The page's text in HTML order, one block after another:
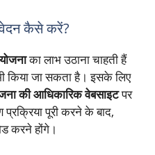
कैसे करें?
का लाभ उठाना चाहती हैं
जा सकता है। इसके लिए
की आधिकारिक वेबसाइटपर
प्रक्रिया पूरी करने के बाद,
करने होंगे।